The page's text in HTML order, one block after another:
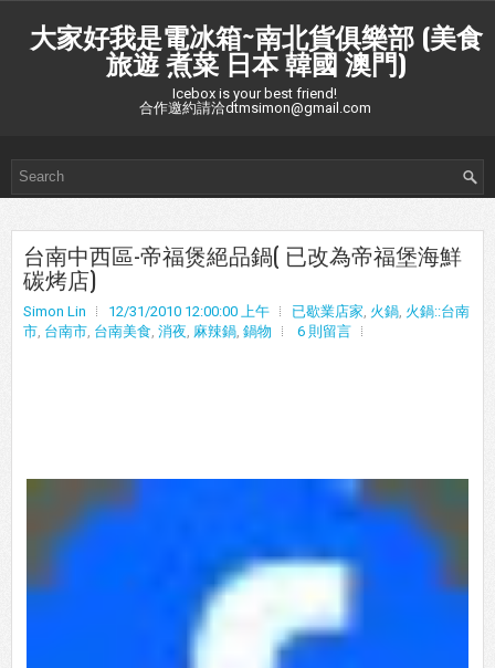
大家好我是電冰箱~南北貨俱樂部 (美食
旅遊 煮菜 日本 韓國 澳門)
Icebox is your best friend!
合作邀約請洽dtmsimon@gmail.com
台南中西區-帝福煲絕品鍋( 已改為帝福堡海鮮
碳烤店)
Simon Lin 12/31/2010 12:00:00 上午 已歇業店家, 火鍋, 火鍋::台南
市, 台南市, 台南美食, 消夜, 麻辣鍋, 鍋物 6 則留言